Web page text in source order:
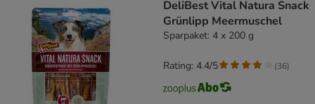
DeliBest Vital Natura Snack
Grünlipp Meermuschel
Sparpaket: 4 x 200 g
Rating: 4.4/5 (36)